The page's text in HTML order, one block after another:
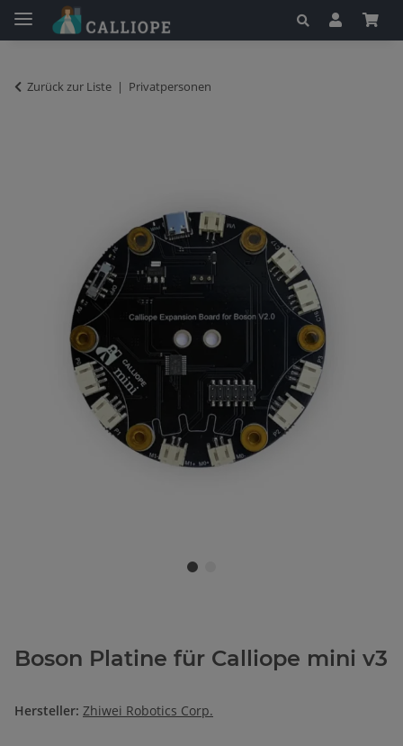
Zurück zur Liste Privatpersonen
Boson Platine für Calliope mini v3
Hersteller: Zhiwei Robotics Corp.